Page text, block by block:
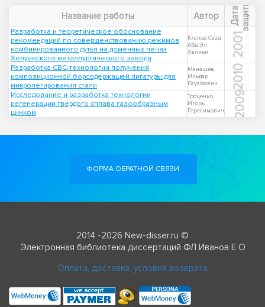
Название работы Автор Д
а
т
а
з
а
щ
и
т ы
Разработка и теоретическое обоснование
рекомендаций по совершенствованию режимов
комбинированного дутья на доменных печах
Хелуанского металлургического завода
Кхалед Саад
Абд Эл
Халием
2001
Разработка СВС-технологии получения
композиционной борсодержащей лигатуры для
микролегирования стали
Манашев,
Ильдар
Рауэфович
2010
Исследование и разработка технологии
регенерации твердого сплава газообразным
цинком
Троценко,
Игорь
Герасимович
2009
ФОРМА ОБРАТНОЙ СВЯЗИ
2014 -2026 New-disser.ru ©
Электронная библиотека диссертаций ФЛ Иванов Е О
Оплата, доставка, условия возврата